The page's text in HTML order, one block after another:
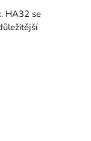
HA32 se